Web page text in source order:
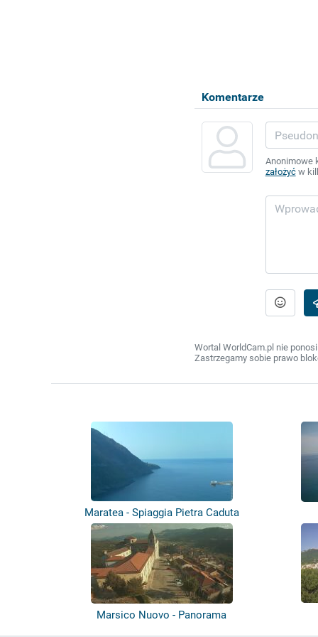
Komentarze
Anonimowe
założyćw
Wortal WorldCam.pl nie
Zastrzegamy sobie prawo
Maratea - Spiaggia Pietra Caduta
Marsico Nuovo - Panorama